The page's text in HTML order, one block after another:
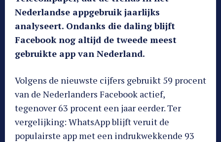
Nederlandse appgebruik jaarlijks
analyseert. Ondanks die daling blijft
Facebook nog altijd de tweede meest
gebruikte app van Nederland.
Volgens de nieuwste cijfers gebruikt 59 procent
van de Nederlanders Facebook actief,
tegenover 63 procent een jaar eerder. Ter
vergelijking: WhatsApp blijft veruit de
populairste app met een indrukwekkende 93